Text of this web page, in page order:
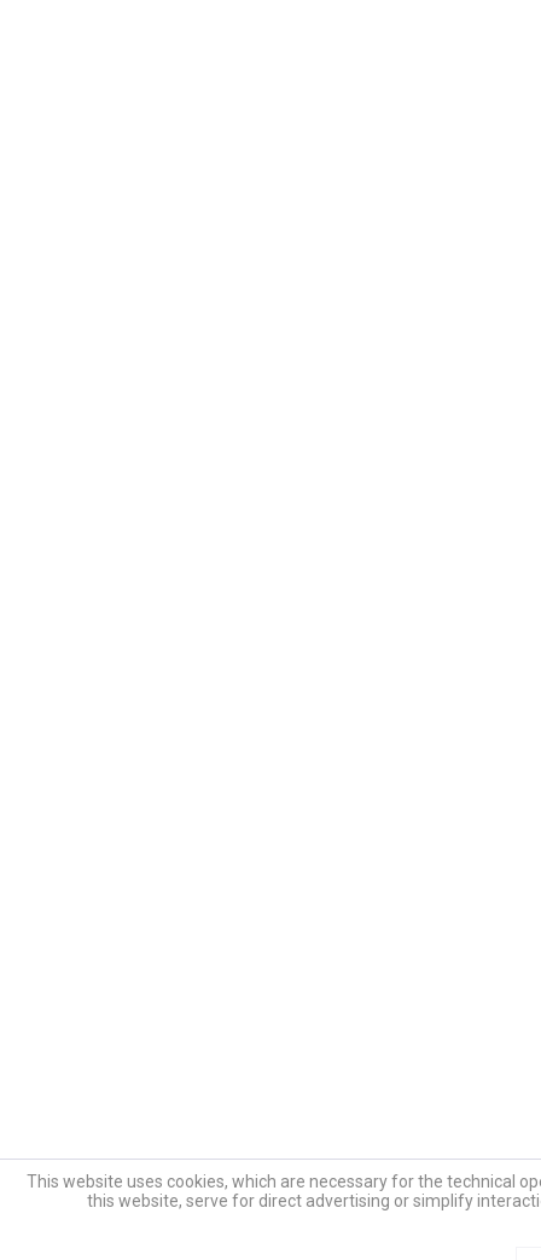
This website uses cookies, which are necessary for the technical
this website, serve for direct advertising or simplify